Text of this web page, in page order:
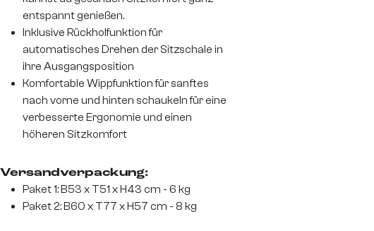
entspannt genießen.
Inklusive Rückholfunktion für
automatisches Drehen der Sitzschale in
ihre Ausgangsposition
Komfortable Wippfunktion für sanftes
nach vorne und hinten schaukeln für eine
verbesserte Ergonomie und einen
höheren Sitzkomfort
Versandverpackung:
Paket 1: B53 x T51 x H43 cm - 6 kg
Paket 2: B60 x T77 x H57 cm - 8 kg